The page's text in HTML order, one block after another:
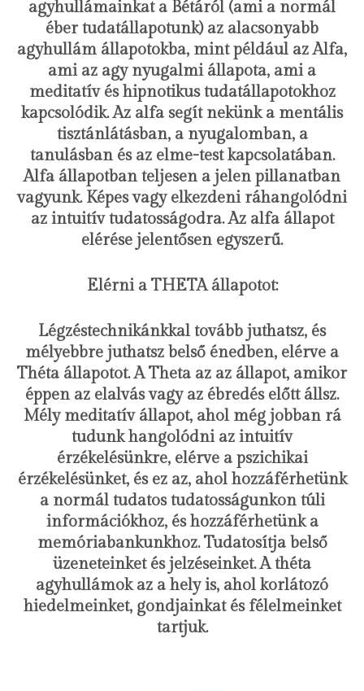
agyhullámainkat a Bétáról (ami a normál
éber tudatállapotunk) az alacsonyabb
agyhullám állapotokba, mint például az Alfa,
ami az agy nyugalmi állapota, ami a
meditatív és hipnotikus tudatállapotokhoz
kapcsolódik. Az alfa segít nekünk a mentális
tisztánlátásban, a nyugalomban, a
tanulásban és az elme-test kapcsolatában.
Alfa állapotban teljesen a jelen pillanatban
vagyunk. Képes vagy elkezdeni ráhangolódni
az intuitív tudatosságodra. Az alfa állapot
elérése jelentősen egyszerű.
Elérni a THETA állapotot:
Légzéstechnikánkkal tovább juthatsz, és
mélyebbre juthatsz belső énedben, elérve a
Théta állapotot. A Theta az az állapot, amikor
éppen az elalvás vagy az ébredés előtt állsz.
Mély meditatív állapot, ahol még jobban rá
tudunk hangolódni az intuitív
érzékelésünkre, elérve a pszichikai
érzékelésünket, és ez az, ahol hozzáférhetünk
a normál tudatos tudatosságunkon túli
információkhoz, és hozzáférhetünk a
memóriabankunkhoz. Tudatosítja belső
üzeneteinket és jelzéseinket. A théta
agyhullámok az a hely is, ahol korlátozó
hiedelmeinket, gondjainkat és félelmeinket
tartjuk.